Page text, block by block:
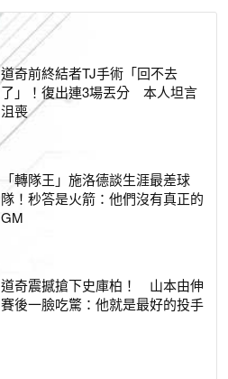
道奇前終結者TJ手術「回不去
了」！復出連3場丟分 本人坦言
沮喪
「轉隊王」施洛德談生涯最差球
隊！秒答是火箭：他們沒有真正的
GM
道奇震撼搶下史庫柏！ 山本由伸
賽後一臉吃驚：他就是最好的投手